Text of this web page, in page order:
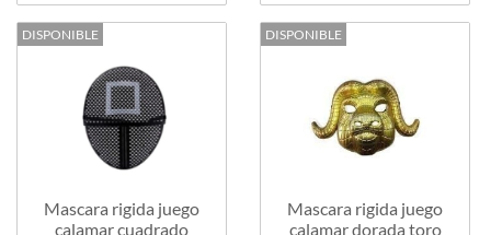
DISPONIBLE
Mascara rigida juego
calamar cuadrado
DISPONIBLE
Mascara rigida juego
calamar dorada toro